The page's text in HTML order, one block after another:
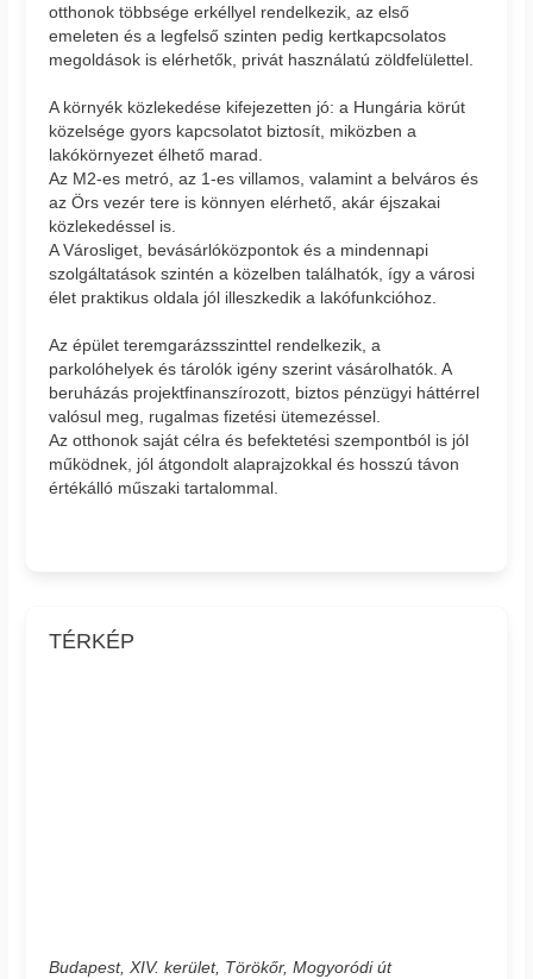
otthonok többsége erkéllyel rendelkezik, az első
emeleten és a legfelső szinten pedig kertkapcsolatos
megoldások is elérhetők, privát használatú zöldfelülettel.
A környék közlekedése kifejezetten jó: a Hungária körút
közelsége gyors kapcsolatot biztosít, miközben a
lakókörnyezet élhető marad.
Az M2-es metró, az 1-es villamos, valamint a belváros és
az Örs vezér tere is könnyen elérhető, akár éjszakai
közlekedéssel is.
A Városliget, bevásárlóközpontok és a mindennapi
szolgáltatások szintén a közelben találhatók, így a városi
élet praktikus oldala jól illeszkedik a lakófunkcióhoz.
Az épület teremgarázsszinttel rendelkezik, a
parkolóhelyek és tárolók igény szerint vásárolhatók. A
beruházás projektfinanszírozott, biztos pénzügyi háttérrel
valósul meg, rugalmas fizetési ütemezéssel.
Az otthonok saját célra és befektetési szempontból is jól
működnek, jól átgondolt alaprajzokkal és hosszú távon
értékálló műszaki tartalommal.
TÉRKÉP
Budapest, XIV. kerület, Törökőr, Mogyoródi út